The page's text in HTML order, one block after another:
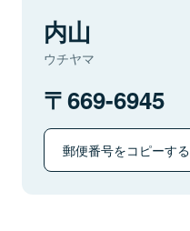
内山
ウチヤマ
669-6945
郵便番号をコピーする